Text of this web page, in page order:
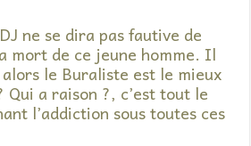
ne se dira pas fautive de
mort de ce jeune homme. Il
le Buraliste est le mieux
a raison ?, c’est tout le
l’addiction sous toutes ces